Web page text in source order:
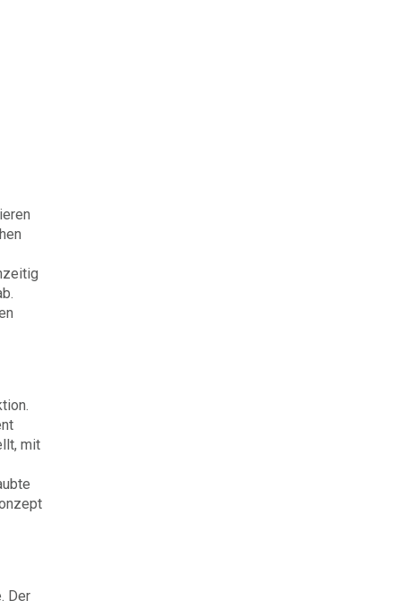
mit
Der